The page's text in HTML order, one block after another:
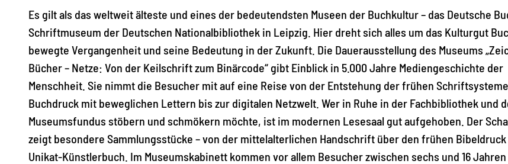
Es gilt als das weltweit älteste und eines der bedeutendsten Museen der Buchkultur – das Deutsche
Schriftmuseum der Deutschen Nationalbibliothek in Leipzig. Hier dreht sich alles um das Kulturgut
bewegte Vergangenheit und seine Bedeutung in der Zukunft. Die Dauerausstellung des Museums
Bücher – Netze: Von der Keilschrift zum Binärcode“ gibt Einblick in 5.000 Jahre Mediengeschichte der
Menschheit. Sie nimmt die Besucher mit auf eine Reise von der Entstehung der frühen
Buchdruck mit beweglichen Lettern bis zur digitalen Netzwelt. Wer in Ruhe in der Fachbibliothek und
Museumsfundus stöbern und schmökern möchte, ist im modernen Lesesaal gut aufgehoben. Der
zeigt besondere Sammlungsstücke – von der mittelalterlichen Handschrift über den frühen Bibeldruck
Unikat-Künstlerbuch. Im Museumskabinett kommen vor allem Besucher zwischen sechs und 16